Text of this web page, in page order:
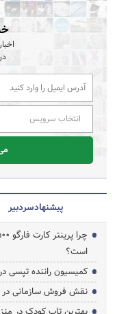
انتخاب سرویس
پیشنهاد‌سردبیر
است؟
کمیسیون راننده تپسی
نقش فروش سازمانی در